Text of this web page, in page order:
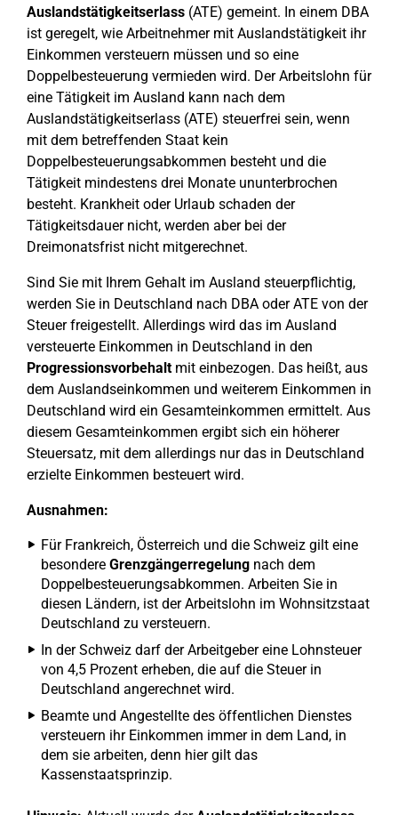
Auslandstätigkeitserlass (ATE) gemeint. In einem DBA
ist geregelt, wie Arbeitnehmer mit Auslandstätigkeit ihr
Einkommen versteuern müssen und so eine
Doppelbesteuerung vermieden wird. Der Arbeitslohn für
eine Tätigkeit im Ausland kann nach dem
Auslandstätigkeitserlass (ATE) steuerfrei sein, wenn
mit dem betreffenden Staat kein
Doppelbesteuerungsabkommen besteht und die
Tätigkeit mindestens drei Monate ununterbrochen
besteht. Krankheit oder Urlaub schaden der
Tätigkeitsdauer nicht, werden aber bei der
Dreimonatsfrist nicht mitgerechnet.
Sind Sie mit Ihrem Gehalt im Ausland steuerpflichtig,
werden Sie in Deutschland nach DBA oder ATE von der
Steuer freigestellt. Allerdings wird das im Ausland
versteuerte Einkommen in Deutschland in den
Progressionsvorbehaltmit einbezogen. Das heißt, aus
dem Auslandseinkommen und weiterem Einkommen in
Deutschland wird ein Gesamteinkommen ermittelt. Aus
diesem Gesamteinkommen ergibt sich ein höherer
Steuersatz, mit dem allerdings nur das in Deutschland
erzielte Einkommen besteuert wird.
Ausnahmen:
Für Frankreich, Österreich und die Schweiz gilt eine
besondere Grenzgängerregelung nach dem
Doppelbesteuerungsabkommen. Arbeiten Sie in
diesen Ländern, ist der Arbeitslohn im Wohnsitzstaat
Deutschland zu versteuern.
In der Schweiz darf der Arbeitgeber eine Lohnsteuer
von 4,5 Prozent erheben, die auf die Steuer in
Deutschland angerechnet wird.
Beamte und Angestellte des öffentlichen Dienstes
versteuern ihr Einkommen immer in dem Land, in
dem sie arbeiten, denn hier gilt das
Kassenstaatsprinzip.